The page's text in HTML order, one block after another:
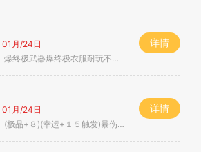
01月/24日
爆终极武器爆终极衣服耐玩不累轻松满级
详情
01月/24日
(极品+８)(幸运+１５触发)暴伤腰靴
详情